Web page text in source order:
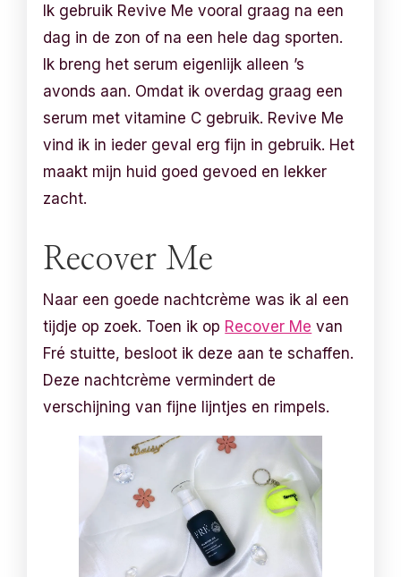
Ik gebruik Revive Me vooral graag na een
dag in de zon of na een hele dag sporten.
Ik breng het serum eigenlijk alleen ’s
avonds aan. Omdat ik overdag graag een
serum met vitamine C gebruik. Revive Me
vind ik in ieder geval erg fijn in gebruik. Het
maakt mijn huid goed gevoed en lekker
zacht.
Recover Me
Naar een goede nachtcrème was ik al een
tijdje op zoek. Toen ik op Recover Me van
Fré stuitte, besloot ik deze aan te schaffen.
Deze nachtcrème vermindert de
verschijning van fijne lijntjes en rimpels.